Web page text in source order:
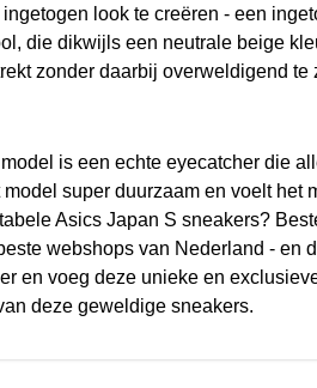
look te creëren - een
die dikwijls een neutrale beige
zonder daarbij overweldigend te
is een echte eyecatcher die
super duurzaam en voelt het
Asics Japan S sneakers?
webshops van Nederland - en
en voeg deze unieke en
deze geweldige sneakers.